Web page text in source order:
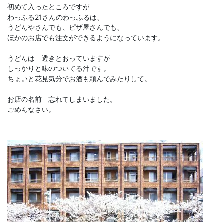
初めて入ったところですが
わっふる21さんのわっふるは、
うどんやさんでも、ピザ屋さんでも、
ほかのお店でも注文ができるようになっています。
うどんは 透きとおっていますが
しっかりと味のついてる汁です。
ちょいと花見気分でお酒も頼んでみたりして。
お店の名前 忘れてしまいました。
ごめんなさい。